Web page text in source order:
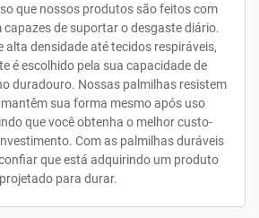
que nossos produtos são feitos com
de suportar o desgaste diário.
alta densidade até tecidos respiráveis,
é escolhido pela sua capacidade de
duradouro. Nossas palmilhas resistem
sua forma mesmo após uso
que você obtenha o melhor custo-
Com as palmilhas duráveis
que está adquirindo um produto
projetado para durar.